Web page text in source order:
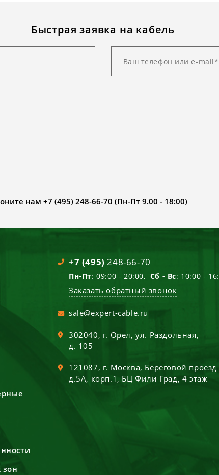
Быстрая заявка на кабель
нам +7 (495) 248-66-70 (Пн-Пт 9.00 - 18:00)
зон
+7 (495) 248-66-70
Пн-Пт: 09:00 - 20:00, Сб - Вс: 10:00 -
Заказать обратный звонок
sale@expert-cable.ru
302040, г. Орел,ул. Раздольная,
д. 105
121087, г. Москва, Береговой проезд
д.5А, корп.1, БЦ Фили Град, 4 этаж